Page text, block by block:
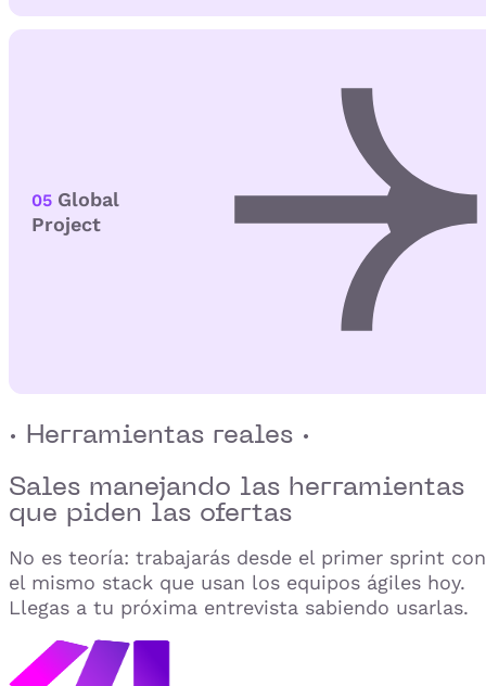
05 Global
Project
· Herramientas reales ·
Sales manejando las herramientas
que piden las ofertas
No es teoría: trabajarás desde el primer sprint con
el mismo stack que usan los equipos ágiles hoy.
Llegas a tu próxima entrevista sabiendo usarlas.